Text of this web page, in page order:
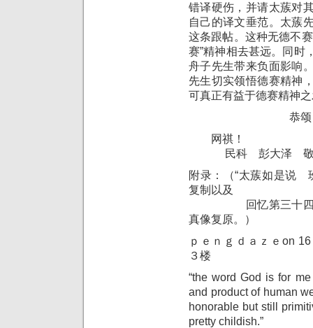
错译硬伤，并请太蔟对
自己的译文垂范。太蔟
这条跟帖。这种无德不
赛”精神相去甚远。同时
舟子先生带来负面影响
先生切实领悟德赛精神
可真正有益于德赛精神
恭颂
网祺！
民科 彭大泽 敬
附录：（“太蔟如是说
复制以及
回忆第三十四楼大
真像复原。）
ｐｅｎｇｄａｚｅ
３楼
“the word God is for
and product of human
honorable but still
pretty childish.”